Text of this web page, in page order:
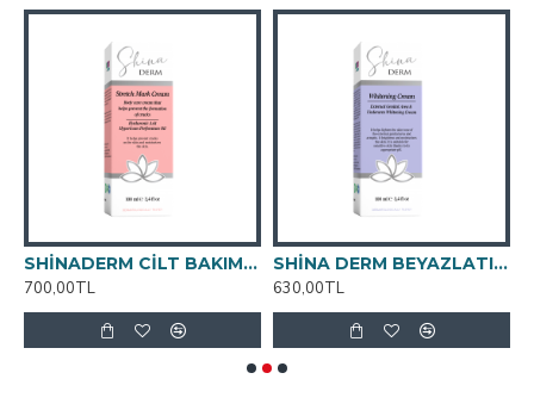
SHİNADERM CİLT BAKIM VE ÇATLAK KREMİ 100ml
700,00TL
SHİNA DERM BEYAZLATICI KREM 100ML
630,00TL